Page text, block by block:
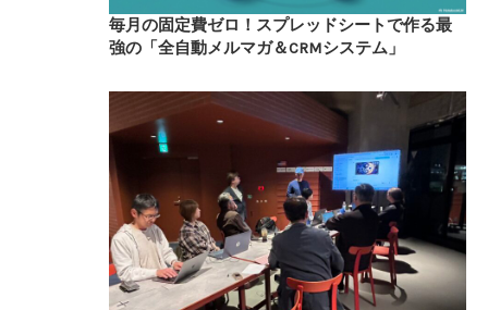
毎月の固定費ゼロ！スプレッドシートで作る最
強の「全自動メルマガ＆CRMシステム」